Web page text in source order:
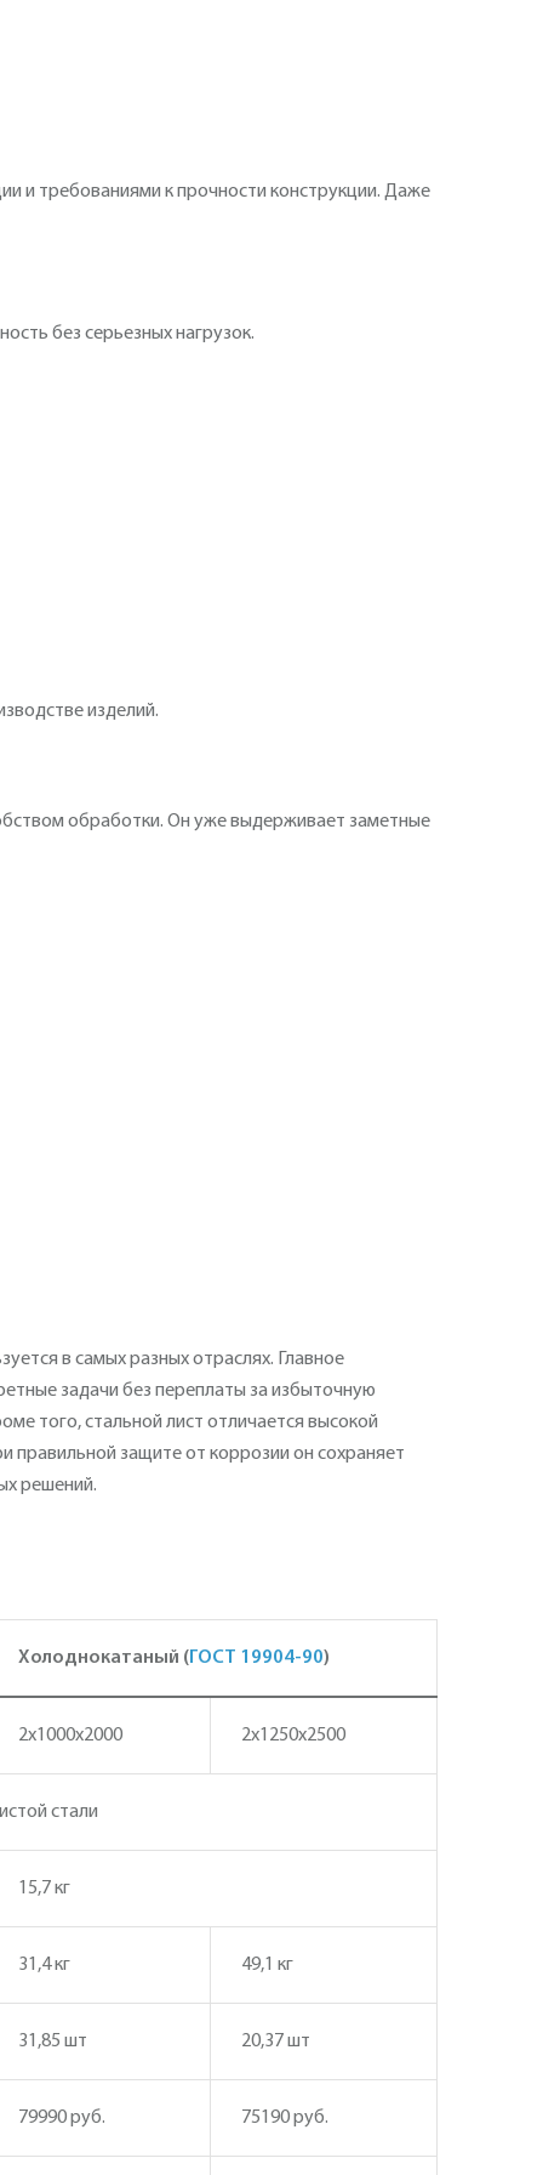
и требованиями к прочности конструкции. Даже
без серьезных нагрузок.
изделий.
обработки. Он уже выдерживает заметные
в самых разных отраслях. Главное
задачи без переплаты за избыточную
того, стальной лист отличается высокой
правильной защите от коррозии он сохраняет
решений.
Холоднокатаный ( ГОСТ 19904-90)
2х1000х2000 2х1250х2500
стали
15,7 кг
31,4 кг 49,1 кг
31,85 шт 20,37 шт
79990 руб. 75190 руб.